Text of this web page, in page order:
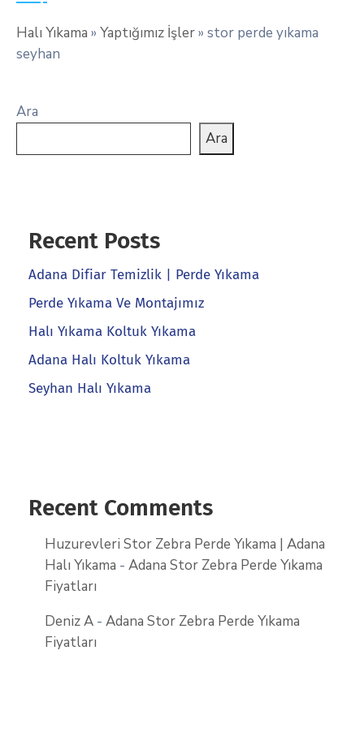
Halı Yıkama » Yaptığımız İşler» stor perde yıkama
seyhan
Ara
Ara
Recent Posts
Adana Difiar Temizlik | Perde Yıkama
Perde Yıkama Ve Montajımız
Halı Yıkama Koltuk Yıkama
Adana Halı Koltuk Yıkama
Seyhan Halı Yıkama
Recent Comments
Huzurevleri Stor Zebra Perde Yıkama | Adana
Halı Yıkama - Adana Stor Zebra Perde Yıkama
Fiyatları
Deniz A - Adana Stor Zebra Perde Yıkama
Fiyatları